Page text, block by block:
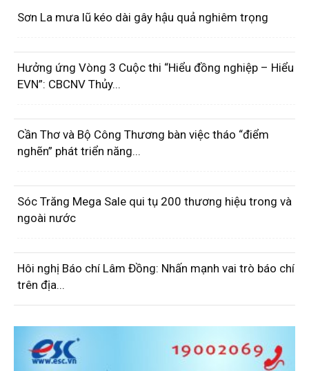
Sơn La mưa lũ kéo dài gây hậu quả nghiêm trọng
Hưởng ứng Vòng 3 Cuộc thi “Hiểu đồng nghiệp – Hiểu
EVN”: CBCNV Thủy...
Cần Thơ và Bộ Công Thương bàn việc tháo “điểm
nghẽn” phát triển năng...
Sóc Trăng Mega Sale qui tụ 200 thương hiệu trong và
ngoài nước
Hôi nghị Báo chí Lâm Đồng: Nhấn mạnh vai trò báo chí
trên địa...